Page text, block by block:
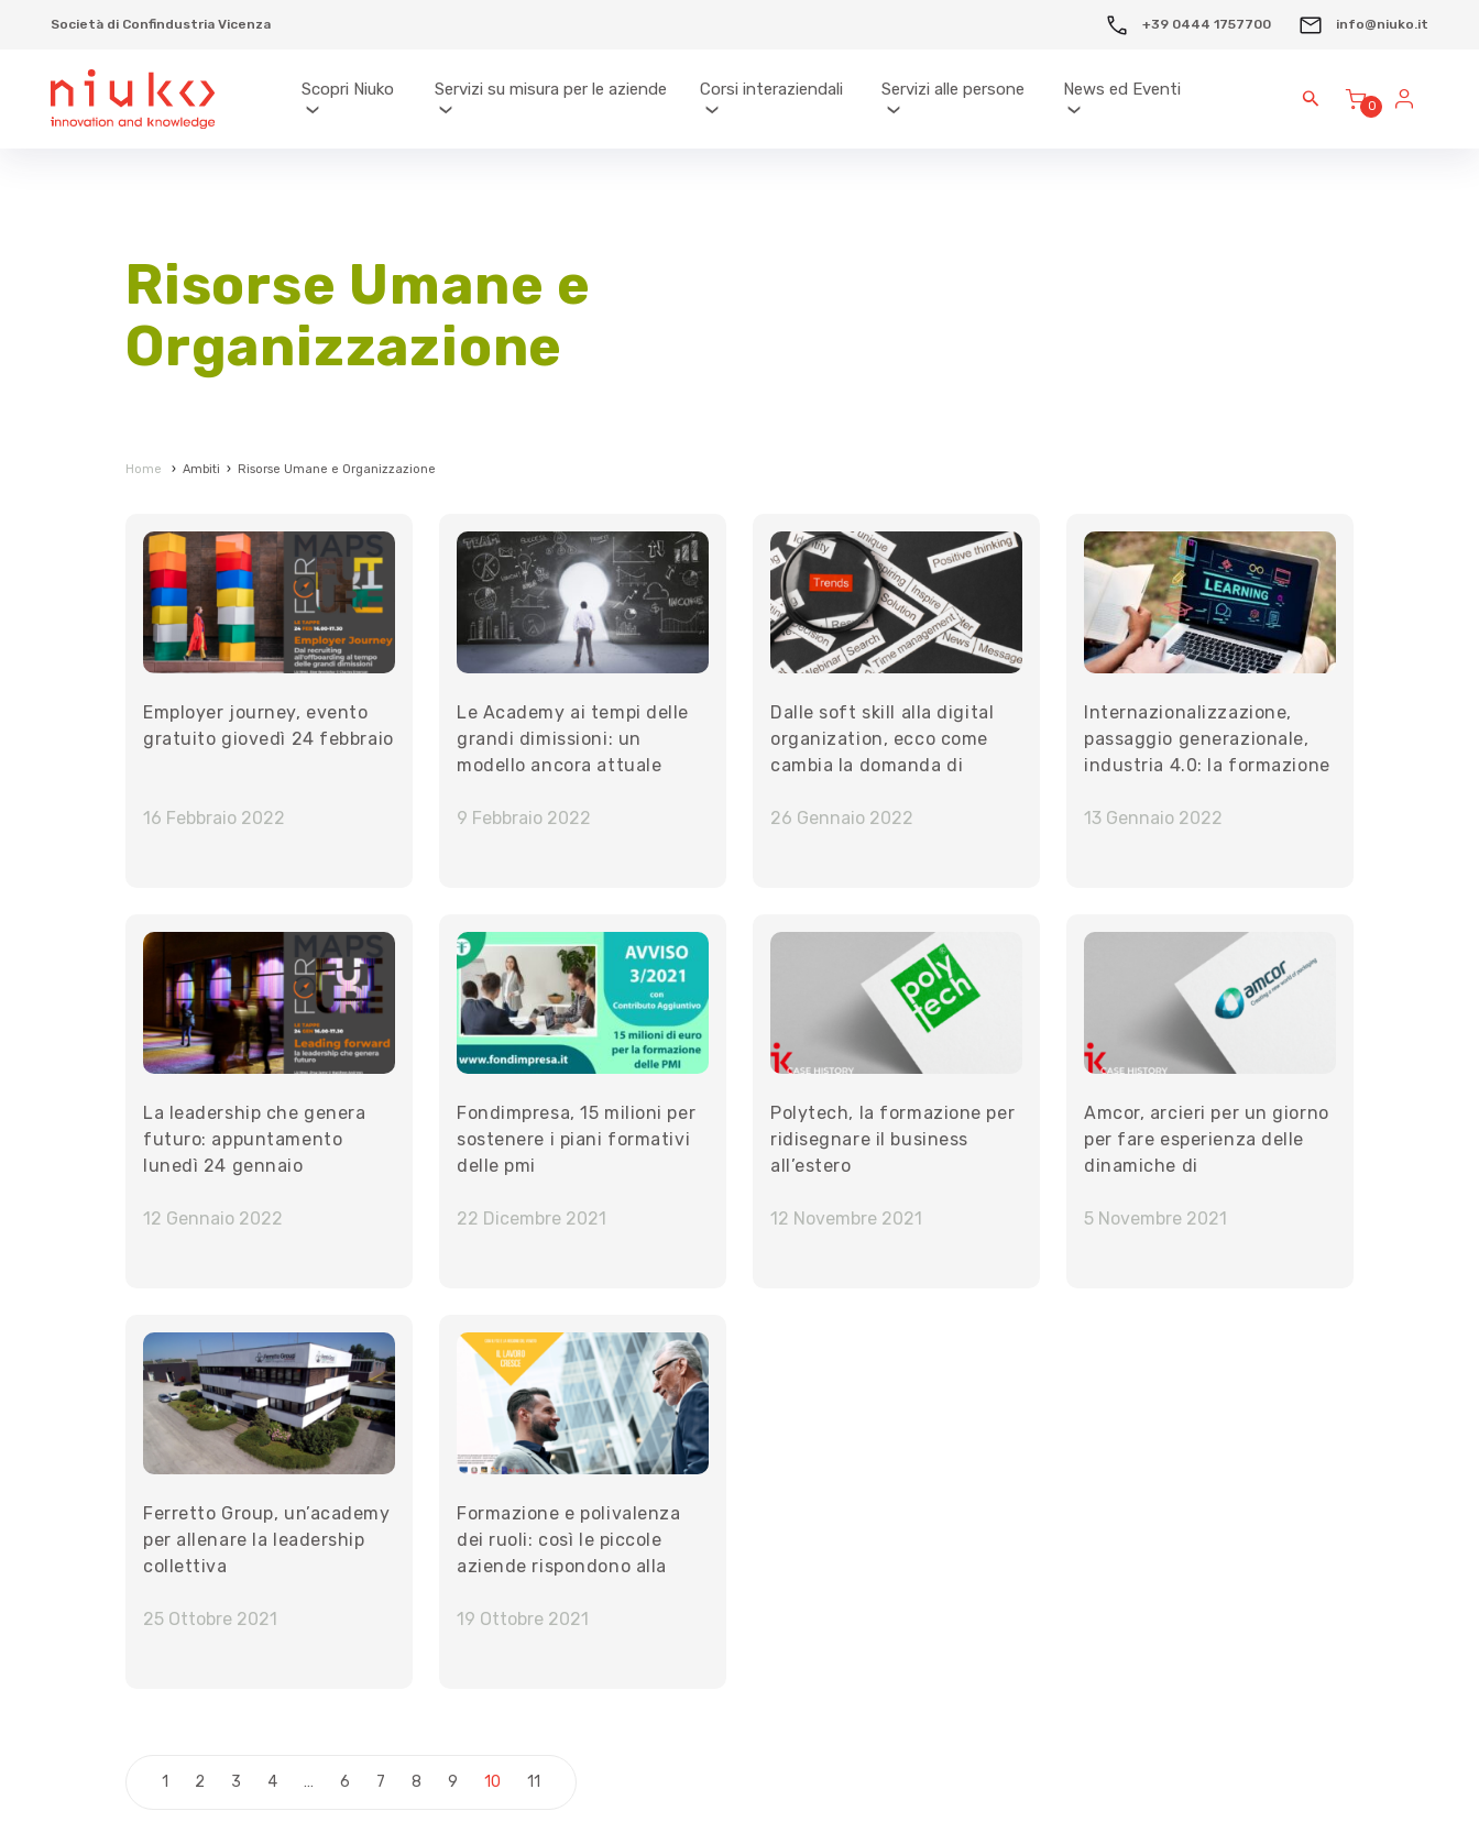
Società di Confindustria Vicenza +39 0444 1757700 info@niuko.it
0
Scopri Niuko Servizi su misura per le aziende Corsi interaziendali Servizi alle persone News ed Eventi
Risorse Umane e
Organizzazione
Home › Ambiti › Risorse Umane e Organizzazione
Employer journey, evento
gratuito giovedì 24 febbraio
16 Febbraio 2022
Le Academy ai tempi delle
grandi dimissioni: un
modello ancora attuale
9 Febbraio 2022
Dalle soft skill alla digital
organization, ecco come
cambia la domanda di
26 Gennaio 2022
Internazionalizzazione,
passaggio generazionale,
industria 4.0: la formazione
piccole imprese
13 Gennaio 2022
La leadership che genera
futuro: appuntamento
lunedì 24 gennaio
12 Gennaio 2022
Fondimpresa, 15 milioni per
sostenere i piani formativi
delle pmi
22 Dicembre 2021
Polytech, la formazione per
ridisegnare il business
all’estero
12 Novembre 2021
Amcor, arcieri per un giorno
per fare esperienza delle
dinamiche di
5 Novembre 2021
Ferretto Group, un’academy
per allenare la leadership
collettiva
25 Ottobre 2021
Formazione e polivalenza
dei ruoli: così le piccole
aziende rispondono alla
generazionale
19 Ottobre 2021
Paginazione degli articoli
1 2 3 4 … 6 7 8 9 10 11